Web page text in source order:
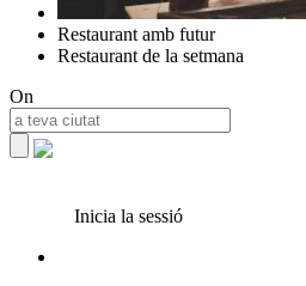
Restaurant amb futur
Restaurant de la setmana
On
Inicia la sessió